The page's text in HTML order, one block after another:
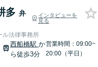
多 弁
インタビューを
見る
ル法律事務所
西船橋駅 か
ら徒歩3分
営業時間：09:00~
20:00（平日）